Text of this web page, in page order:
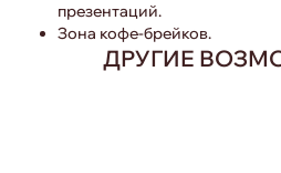
презентаций.
Зона кофе-брейков.
ДРУГИЕ